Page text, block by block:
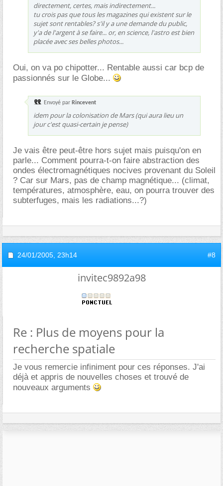
directement, certes, mais indirectement...
tu crois pas que tous les magazines qui existent sur le
sujet sont rentables? s'il y a une demande du public,
y'a de l'argent à se faire... or, en science, l'astro est bien
placée avec ses belles photos...
Oui, on va po chipotter... Rentable aussi car bcp de
passionnés sur le Globe...
Envoyé par Rincevent
idem pour la colonisation de Mars (qui aura lieu un
jour c'est quasi-certain je pense)
Je vais être peut-être hors sujet mais puisqu'on en
parle... Comment pourra-t-on faire abstraction des
ondes électromagnétiques nocives provenant du Soleil
? Car sur Mars, pas de champ magnétique... (climat,
températures, atmosphère, eau, on pourra trouver des
subterfuges, mais les radiations...?)
24/01/2005, 23h14 #8
invitec9892a98
Re : Plus de moyens pour la
recherche spatiale
Je vous remercie infiniment pour ces réponses. J'ai
déjà et appris de nouvelles choses et trouvé de
nouveaux arguments